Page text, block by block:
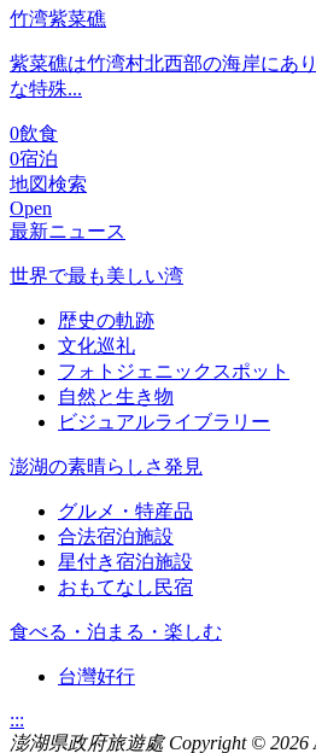
竹湾紫菜礁
紫菜礁は竹湾村北西部の海岸にあ
な特殊...
0飲食
0宿泊
地図検索
Open
最新ニュース
世界で最も美しい湾
歴史の軌跡
文化巡礼
フォトジェニックスポット
自然と生き物
ビジュアルライブラリー
澎湖の素晴らしさ発見
グルメ・特産品
合法宿泊施設
星付き宿泊施設
おもてなし民宿
食べる・泊まる・楽しむ
台灣好行
:::
澎湖県政府旅遊處 Copyright © 2026